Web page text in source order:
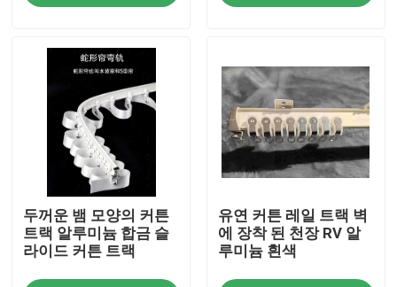
우리에 대하여
공장 여행
두꺼운 뱀 모양의 커튼
트랙 알루미늄 합금 슬
라이드 커튼 트랙
유연 커튼 레일 트랙 벽
에 장착 된 천장 RV 알
루미늄 흰색